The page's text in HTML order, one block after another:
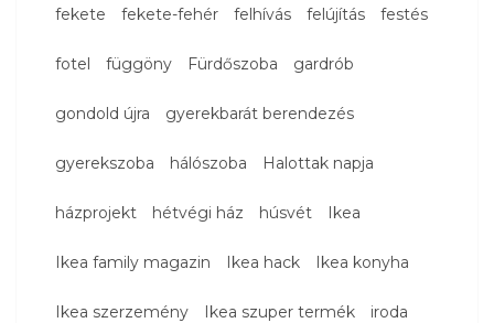
fekete fekete-fehér felhívás felújítás festés
fotel függöny Fürdőszoba gardrób
gondold újra gyerekbarát berendezés
gyerekszoba hálószoba Halottak napja
házprojekt hétvégi ház húsvét Ikea
Ikea family magazin Ikea hack Ikea konyha
Ikea szerzemény Ikea szuper termék iroda